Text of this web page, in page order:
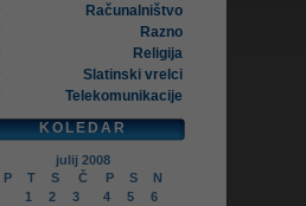
Računalništvo
Razno
Religija
Slatinski vrelci
Telekomunikacije
KOLEDAR
julij 2008
P
T S Č P S
N
1
2 3 4 5
6